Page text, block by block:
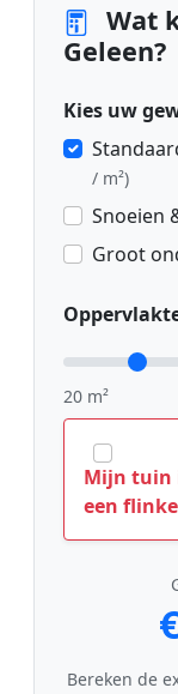
Wat
Geleen?
Kies uw
/ m²)
Snoeien
Groot
20 m²
Mijn tuin
een
Bereken de